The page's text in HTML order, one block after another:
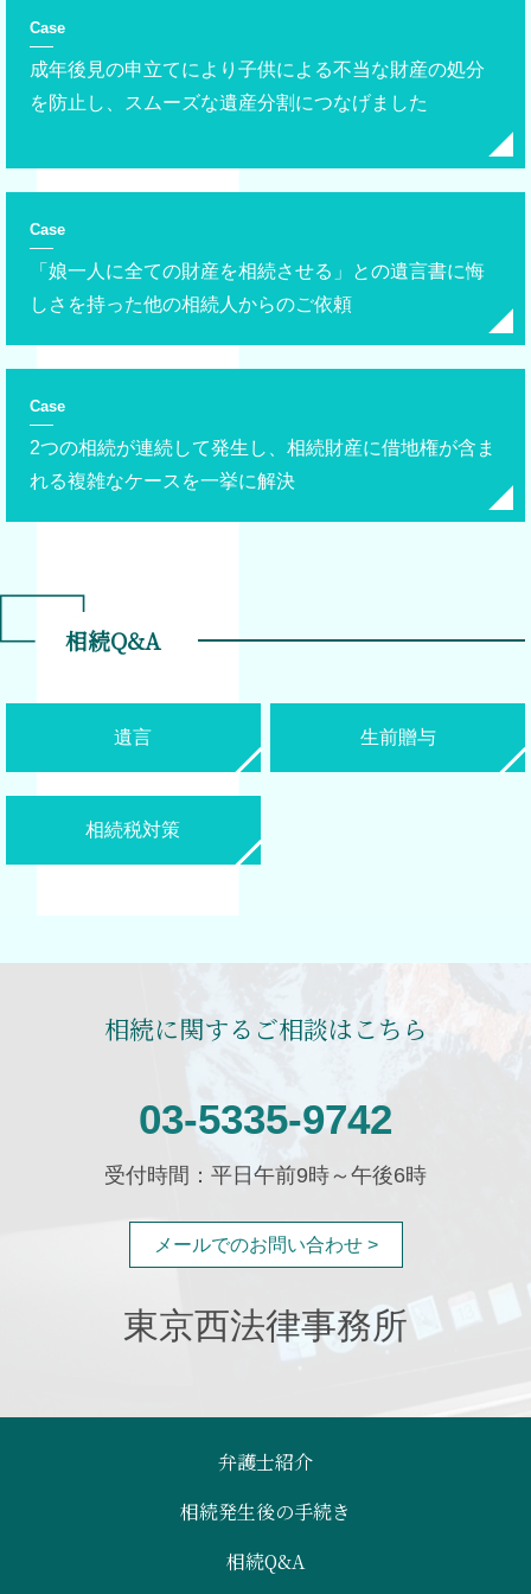
Case
成年後見の申立てにより子供による不当な財産の処分
を防止し、スムーズな遺産分割につなげました
Case
「娘一人に全ての財産を相続させる」との遺言書に悔
しさを持った他の相続人からのご依頼
Case
2つの相続が連続して発生し、相続財産に借地権が含ま
れる複雑なケースを一挙に解決
相続Q&A
遺言 生前贈与
相続税対策
相続に関するご相談はこちら
03-5335-9742
受付時間：平日午前9時～午後6時
メールでのお問い合わせ >
東京西法律事務所
弁護士紹介
相続発生後の手続き
相続Q&A